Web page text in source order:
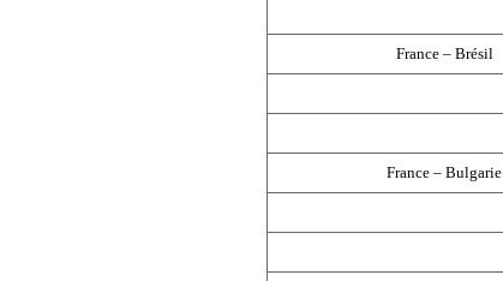
France – Brésil
France – Bulgarie